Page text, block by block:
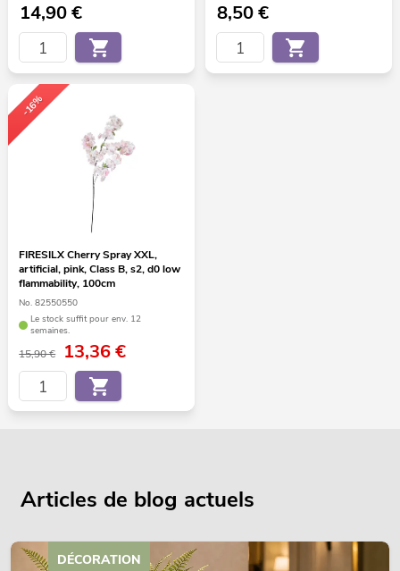
14,90€ 8,50€
-16%
FIRESILX Cherry Spray XXL,
artificial, pink, Class B, s2, d0 low
flammability, 100cm
No. 82550550
Le stock suffit pour env. 12
semaines.
15,90 € 13,36€
Articles de blog actuels
DÉCORATION